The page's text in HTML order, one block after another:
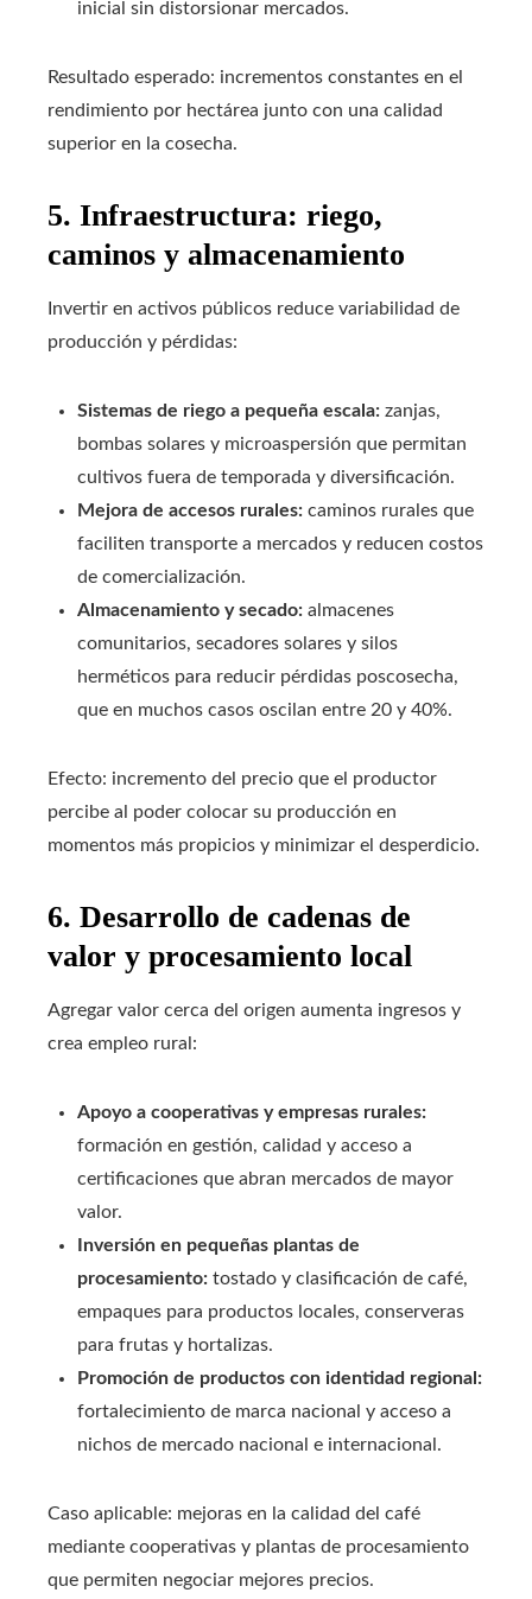
inicial sin distorsionar mercados.
Resultado esperado: incrementos constantes en el
rendimiento por hectárea junto con una calidad
superior en la cosecha.
5. Infraestructura: riego,
caminos y almacenamiento
Invertir en activos públicos reduce variabilidad de
producción y pérdidas:
Sistemas de riego a pequeña escala: zanjas,
bombas solares y microaspersión que permitan
cultivos fuera de temporada y diversificación.
Mejora de accesos rurales: caminos rurales que
faciliten transporte a mercados y reducen costos
de comercialización.
Almacenamiento y secado: almacenes
comunitarios, secadores solares y silos
herméticos para reducir pérdidas poscosecha,
que en muchos casos oscilan entre 20 y 40%.
Efecto: incremento del precio que el productor
percibe al poder colocar su producción en
momentos más propicios y minimizar el desperdicio.
6. Desarrollo de cadenas de
valor y procesamiento local
Agregar valor cerca del origen aumenta ingresos y
crea empleo rural:
Apoyo a cooperativas y empresas rurales:
formación en gestión, calidad y acceso a
certificaciones que abran mercados de mayor
valor.
Inversión en pequeñas plantas de
procesamiento: tostado y clasificación de café,
empaques para productos locales, conserveras
para frutas y hortalizas.
Promoción de productos con identidad regional:
fortalecimiento de marca nacional y acceso a
nichos de mercado nacional e internacional.
Caso aplicable: mejoras en la calidad del café
mediante cooperativas y plantas de procesamiento
que permiten negociar mejores precios.